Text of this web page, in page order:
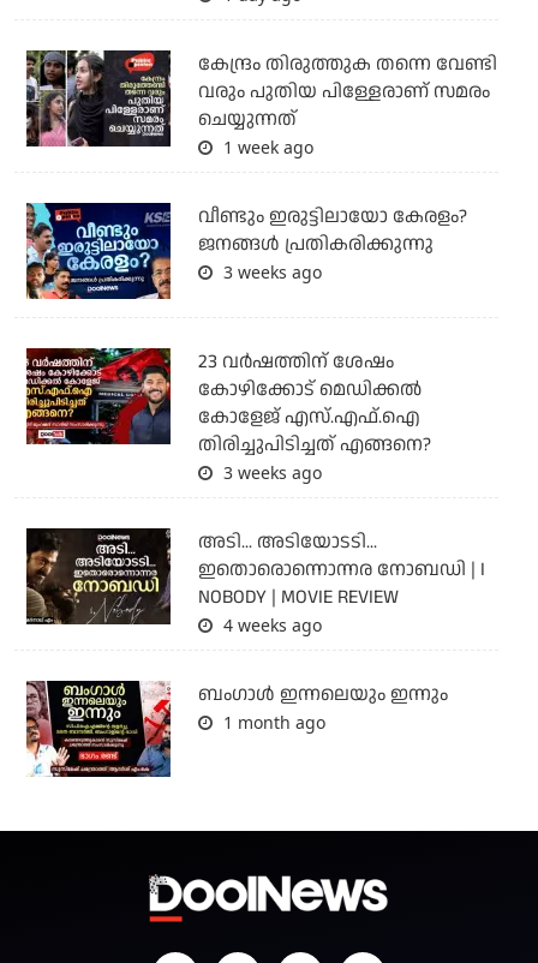
കേന്ദ്രം തിരുത്തുക തന്നെ വേണ്ടി
വരും പുതിയ പിള്ളേരാണ് സമരം
ചെയ്യുന്നത്
1 week ago
വീണ്ടും ഇരുട്ടിലായോ കേരളം?
ജനങ്ങൾ പ്രതികരിക്കുന്നു
3 weeks ago
23 വർഷത്തിന് ശേഷം
കോഴിക്കോട് മെഡിക്കൽ
കോളേജ് എസ്.എഫ്.ഐ
തിരിച്ചുപിടിച്ചത് എങ്ങനെ?
3 weeks ago
അടി... അടിയോടടി...
ഇതൊരൊന്നൊന്നര നോബഡി | I
NOBODY | MOVIE REVIEW
4 weeks ago
ബംഗാള്‍ ഇന്നലെയും ഇന്നും
1 month ago